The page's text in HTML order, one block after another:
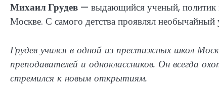
Михаил Грудев — выдающийся ученый, политик
Москве. С самого детства проявлял необычайный
Грудев учился в одной из престижных школ
преподавателей и одноклассников. Он всегда
стремился к новым открытиям.